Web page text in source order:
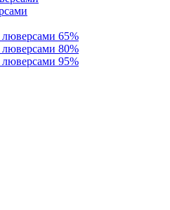
люверсами 65%
люверсами 80%
люверсами 95%